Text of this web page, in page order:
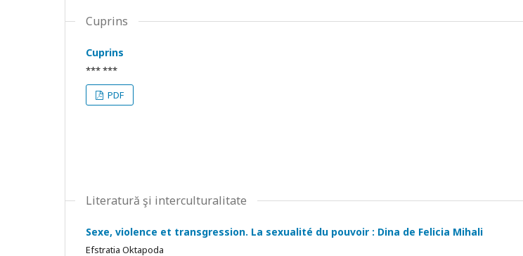
Cuprins
Cuprins
*** ***
PDF
Literatură şi interculturalitate
Sexe, violence et transgression. La sexualité du pouvoir : Dina de Felicia Mihali
Efstratia Oktapoda